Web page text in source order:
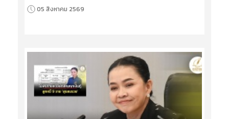
05 สิงหาคม 2569